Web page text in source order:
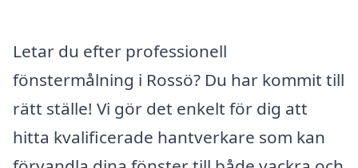
Letar du efter professionell
fönstermålning i Rossö? Du har kommit till
rätt ställe! Vi gör det enkelt för dig att
hitta kvalificerade hantverkare som kan